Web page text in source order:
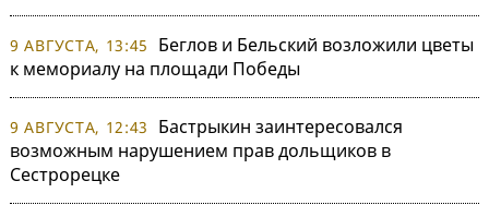
9 АВГУСТА, 13:45
Беглов и Бельский возложили цветы
к мемориалу на площади Победы
9 АВГУСТА, 12:43
Бастрыкин заинтересовался
возможным нарушением прав дольщиков в
Сестрорецке